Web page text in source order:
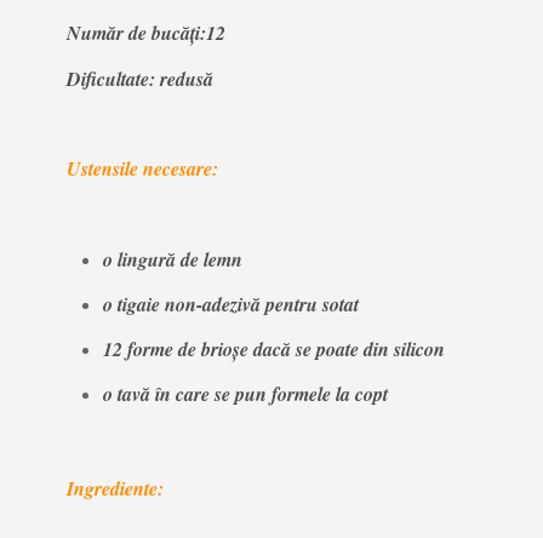
Număr de bucăți:12
Dificultate: redusă
Ustensile necesare:
o lingură de lemn
o tigaie non-adezivă pentru sotat
12 forme de brioșe dacă se poate din silicon
o tavă în care se pun formele la copt
Ingrediente: